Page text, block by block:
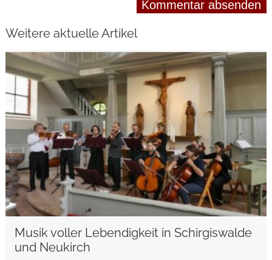
Weitere aktuelle Artikel
Musik voller Lebendigkeit in Schirgiswalde
und Neukirch
weiterlesen